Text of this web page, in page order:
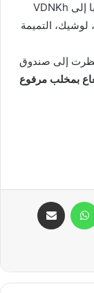
جاء المشترك وزوجته إلى موسكو كسائحين، وذهبا إلى VDNKh
لوشيك، التميمة
نظرت إلى صندوق
بمخلب مرفوع
واتساب